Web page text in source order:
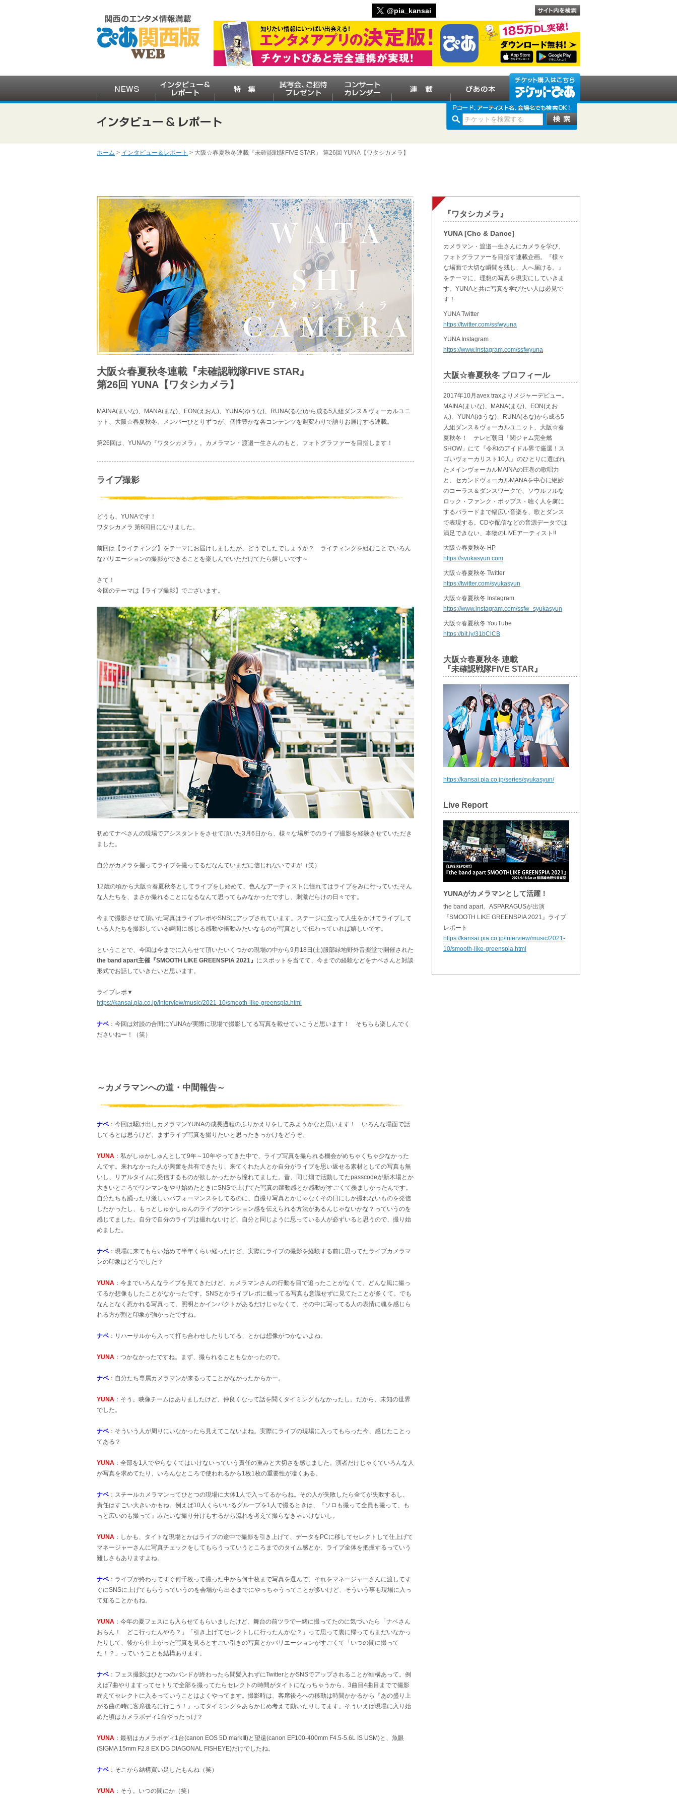
@pia_kansai
ホーム > インタビュー＆レポート > 大阪☆春夏秋冬連載『未確認戦隊FIVE STAR』 第26回 YUNA【ワタシカメラ】
大阪☆春夏秋冬連載『未確認戦隊FIVE STAR』
第26回 YUNA【ワタシカメラ】
MAINA(まいな)、MANA(まな)、EON(えおん)、YUNA(ゆうな)、RUNA(るな)から成る5人組ダンス＆ヴォーカルユニ
ット、大阪☆春夏秋冬。メンバーひとりずつが、個性豊かな各コンテンツを週変わりで語りお届けする連載。
第26回は、YUNAの『ワタシカメラ』。カメラマン・渡邉一生さんのもと、フォトグラファーを目指します！
ライブ撮影
どうも、YUNAです！
ワタシカメラ 第6回目になりました。
前回は【ライティング】をテーマにお届けしましたが、どうでしたでしょうか？ ライティングを組むことでいろん
なバリエーションの撮影ができることを楽しんでいただけてたら嬉しいです～
さて！
今回のテーマは【ライブ撮影】でございます。
初めてナベさんの現場でアシスタントをさせて頂いた3月6日から、様々な場所でのライブ撮影を経験させていただき
ました。
自分がカメラを握ってライブを撮ってるだなんていまだに信じれないですが（笑）
12歳の頃から大阪☆春夏秋冬としてライブをし始めて、色んなアーティストに憧れてはライブをみに行っていたそん
な人たちを、まさか撮れることになるなんて思ってもみなかったですし、刺激だらけの日々です。
今まで撮影させて頂いた写真はライブレポやSNSにアップされています。ステージに立って人生をかけてライブして
いる人たちを撮影している瞬間に感じる感動や衝動みたいなものが写真として伝わっていれば嬉しいです。
ということで、今回は今までに入らせて頂いたいくつかの現場の中から9月18日(土)服部緑地野外音楽堂で開催された
the band apart主催『SMOOTH LIKE GREENSPIA 2021』 にスポットを当てて、今までの経験などをナベさんと対談
形式でお話していきたいと思います。
ライブレポ▼
https://kansai.pia.co.jp/interview/music/2021-10/smooth-like-greenspia.html
ナベ ：今回は対談の合間にYUNAが実際に現場で撮影してる写真を載せていこうと思います！ そちらも楽しんでく
ださいねー！（笑）
～カメラマンへの道・中間報告～
ナベ ：今回は駆け出しカメラマンYUNAの成長過程のふりかえりをしてみようかなと思います！ いろんな場面で話
してるとは思うけど、まずライブ写真を撮りたいと思ったきっかけをどうぞ。
YUNA ：私がしゅかしゅんとして9年～10年やってきた中で、ライブ写真を撮られる機会がめちゃくちゃ少なかった
んです。来れなかった人が興奮を共有できたり、来てくれた人とか自分がライブを思い返せる素材としての写真も無
いし、リアルタイムに発信するものが欲しかったから憧れてました。昔、同じ畑で活動してたpasscodeが新木場とか
大きいところでワンマンをやり始めたときにSNSで上げてた写真の躍動感とか感動がすごくて羨ましかったんです。
自分たちも踊ったり激しいパフォーマンスをしてるのに、自撮り写真とかじゃなくその日にしか撮れないものを発信
したかったし、もっとしゅかしゅんのライブのテンション感を伝えられる方法があるんじゃないかな？っていうのを
感じてました。自分で自分のライブは撮れないけど、自分と同じように思っている人が必ずいると思うので、撮り始
めました。
ナベ ：現場に来てもらい始めて半年くらい経ったけど、実際にライブの撮影を経験する前に思ってたライブカメラマ
ンの印象はどうでした？
YUNA ：今までいろんなライブを見てきたけど、カメラマンさんの行動を目で追ったことがなくて、どんな風に撮っ
てるか想像もしたことがなかったです。SNSとかライブレポに載ってる写真も意識せずに見てたことが多くて。でも
なんとなく惹かれる写真って、照明とかインパクトがあるだけじゃなくて、その中に写ってる人の表情に魂を感じら
れる方が割と印象が強かったですね。
ナベ ：リハーサルから入って打ち合わせしたりしてる、とかは想像がつかないよね。
YUNA ：つかなかったですね。まず、撮られることもなかったので。
ナベ ：自分たち専属カメラマンが来るってことがなかったからかー。
YUNA ：そう。映像チームはありましたけど、仲良くなって話を聞くタイミングもなかったし。だから、未知の世界
でした。
ナベ ：そういう人が周りにいなかったら見えてこないよね。実際にライブの現場に入ってもらった今、感じたことっ
てある？
YUNA ：全部を1人でやらなくてはいけないっていう責任の重みと大切さを感じました。演者だけじゃくていろんな人
が写真を求めてたり、いろんなところで使われるから1枚1枚の重要性が凄くある。
ナベ ：スチールカメラマンってひとつの現場に大体1人で入ってるからね。その人が失敗したら全てが失敗するし、
責任はすごい大きいかもね。例えば10人くらいいるグループを1人で撮るときは、『ソロも撮って全員も撮って、も
っと広いのも撮って』みたいな撮り分けもするから流れを考えて撮らなきゃいけないし。
YUNA ：しかも、タイトな現場とかはライブの途中で撮影を引き上げて、データをPCに移してセレクトして仕上げて
マネージャーさんに写真チェックをしてもらうっていうところまでのタイム感とか、ライブ全体を把握するっていう
難しさもありますよね。
ナベ ：ライブが終わってすぐ何千枚って撮った中から何十枚まで写真を選んで、それをマネージャーさんに渡してす
ぐにSNSに上げてもらうっていうのを会場から出るまでにやっちゃうってことが多いけど、そういう事も現場に入っ
て知ることかもね。
YUNA ：今年の夏フェスにも入らせてもらいましたけど、舞台の前ツラで一緒に撮ってたのに気づいたら「ナベさん
おらん！ どこ行ったんやろ？」「引き上げてセレクトしに行ったんかな？」って思って裏に帰ってもまだいなかっ
たりして、後から仕上がった写真を見るとすごい引きの写真とかバリエーションがすごくて「いつの間に撮って
た！？」っていうことも結構あります。
ナベ ：フェス撮影はひとつのバンドが終わったら間髪入れずにTwitterとかSNSでアップされることが結構あって。例
えば7曲やりますってセトリで全部を撮ってたらセレクトの時間がタイトになっちゃうから、3曲目4曲目までで撮影
終えてセレクトに入るっていうことはよくやってます。撮影時は、客席後ろへの移動は時間かかるから『あの盛り上
がる曲の時に客席後ろに行こう！』ってタイミングをあらかじめ考えて動いたりしてます。そういえば現場に入り始
めた頃はカメラボディ1台やったっけ？
YUNA ：最初はカメラボディ1台(canon EOS 5D markⅢ)と望遠(canon EF100-400mm F4.5-5.6L IS USM)と、魚眼
(SIGMA 15mm F2.8 EX DG DIAGONAL FISHEYE)だけでしたね。
ナベ ：そこから結構買い足したもんね（笑）
YUNA ：そう。いつの間にか（笑）
『ワタシカメラ』
YUNA [Cho & Dance]
カメラマン・渡邉一生さんにカメラを学び、
フォトグラファーを目指す連載企画。『様々
な場面で大切な瞬間を残し、人へ届ける。』
をテーマに、理想の写真を現実にしていきま
す。YUNAと共に写真を学びたい人は必見で
す！
YUNA Twitter
https://twitter.com/ssfwyuna
YUNA Instagram
https://www.instagram.com/ssfwyuna
大阪☆春夏秋冬 プロフィール
2017年10月avex traxよりメジャーデビュー。
MAINA(まいな)、MANA(まな)、EON(えお
ん)、YUNA(ゆうな)、RUNA(るな)から成る5
人組ダンス＆ヴォーカルユニット、大阪☆春
夏秋冬！ テレビ朝日「関ジャム完全燃
SHOW」にて『令和のアイドル界で厳選！ス
ゴいヴォーカリスト10人』のひとりに選ばれ
たメインヴォーカルMAINAの圧巻の歌唱力
と、セカンドヴォーカルMANAを中心に絶妙
のコーラス＆ダンスワークで、ソウルフルな
ロック・ファンク・ポップス・聴く人を虜に
するバラードまで幅広い音楽を、歌とダンス
で表現する。CDや配信などの音源データでは
満足できない、本物のLIVEアーティスト!!
大阪☆春夏秋冬 HP
https://syukasyun.com
大阪☆春夏秋冬 Twitter
https://twitter.com/syukasyun
大阪☆春夏秋冬 Instagram
https://www.instagram.com/ssfw_syukasyun
大阪☆春夏秋冬 YouTube
https://bit.ly/31bClCB
大阪☆春夏秋冬 連載
『未確認戦隊FIVE STAR』
https://kansai.pia.co.jp/series/syukasyun/
Live Report
YUNAがカメラマンとして活躍！
the band apart、ASPARAGUSが出演
『SMOOTH LIKE GREENSPIA 2021』ライブ
レポート
https://kansai.pia.co.jp/interview/music/2021-
10/smooth-like-greenspia.html